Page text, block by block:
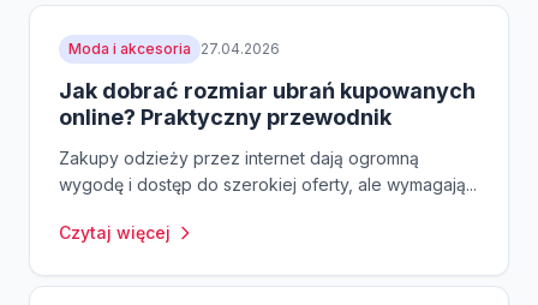
Moda i akcesoria 27.04.2026
Jak dobrać rozmiar ubrań kupowanych
online? Praktyczny przewodnik
Zakupy odzieży przez internet dają ogromną
wygodę i dostęp do szerokiej oferty, ale wymagają...
Czytaj więcej